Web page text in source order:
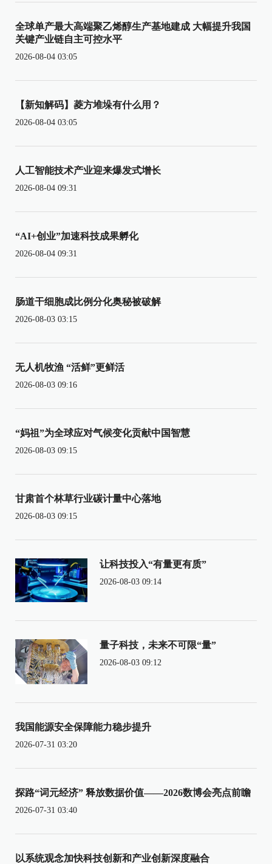
全球单产最大高端聚乙烯醇生产基地建成 大幅提升我国
关键产业链自主可控水平
2026-08-04 03:05
【新知解码】菱方堆垛有什么用？
2026-08-04 03:05
人工智能技术产业迎来爆发式增长
2026-08-04 09:31
“AI+创业”加速科技成果孵化
2026-08-04 09:31
肠道干细胞成比例分化奥秘被破解
2026-08-03 03:15
无人机牧渔 “活鲜”更鲜活
2026-08-03 09:16
“妈祖”为全球应对气候变化贡献中国智慧
2026-08-03 09:15
甘肃首个林草行业碳计量中心落地
2026-08-03 09:15
让科技投入“有量更有质”
2026-08-03 09:14
量子科技，未来不可限“量”
2026-08-03 09:12
我国能源安全保障能力稳步提升
2026-07-31 03:20
探路“词元经济” 释放数据价值——2026数博会亮点前瞻
2026-07-31 03:40
以系统观念加快科技创新和产业创新深度融合